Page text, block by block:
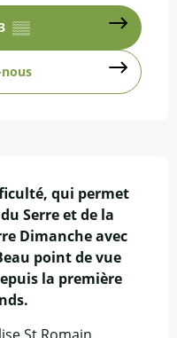
▒▒
qui permet
Serre et de la
Dimanche avec
point de vue
la première